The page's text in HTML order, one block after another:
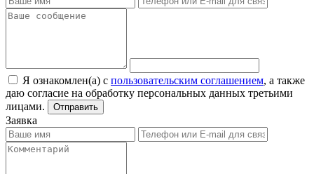
Я ознакомлен(а) с пользовательским соглашением, а также
даю согласие на обработку персональных данных третьими
лицами.
Отправить
Заявка